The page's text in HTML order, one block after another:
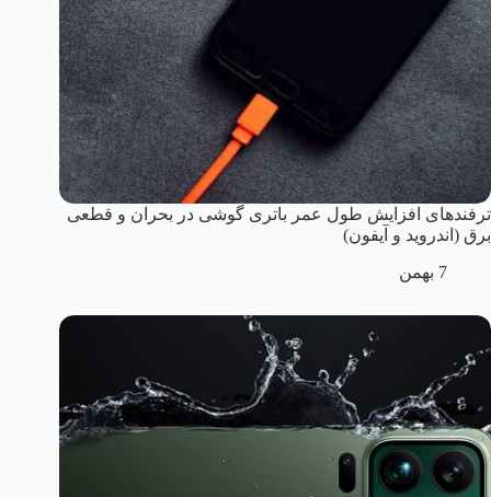
ترفندهای افزایش طول عمر باتری گوشی در بحران و قطعی
برق (اندروید و آیفون)
7 بهمن